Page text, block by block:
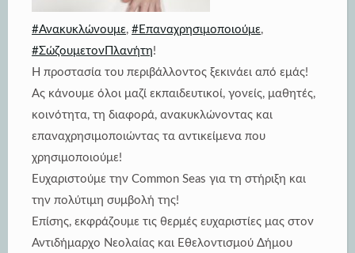
#Ανακυκλώνουμε, #Επαναχρησιμοποιούμε,
#ΣώζουμετονΠλανήτη!
Η προστασία του περιβάλλοντος ξεκινάει από εμάς!
Ας κάνουμε όλοι μαζί εκπαιδευτικοί, γονείς, μαθητές,
κοινότητα, τη διαφορά, ανακυκλώνοντας και
επαναχρησιμοποιώντας τα αντικείμενα που
χρησιμοποιούμε!
Ευχαριστούμε την Common Seas για τη στήριξη και
την πολύτιμη συμβολή της!
Επίσης, εκφράζουμε τις θερμές ευχαριστίες μας στον
Αντιδήμαρχο Νεολαίας και Εθελοντισμού Δήμου